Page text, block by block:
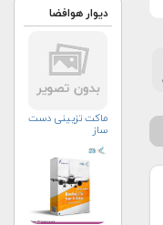
دیوار هوافضا
ماکت تزیینی دست
ساز